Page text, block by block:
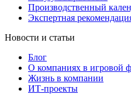
Производственный
Экспертная
Новости и статьи
Блог
О компаниях в игровой
Жизнь в компании
ИТ-проекты